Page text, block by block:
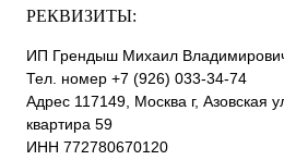
РЕКВИЗИТЫ:
ИП Грендыш Михаил
Тел. номер +7 (926) 033-34-74
Адрес 117149, Москва г, Азовская
квартира 59
ИНН 772780670120